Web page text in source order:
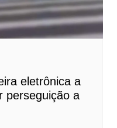
eletrônica a
perseguição a